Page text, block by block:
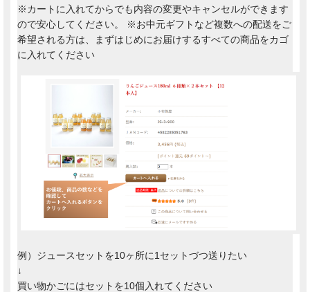
※カートに入れてからでも内容の変更やキャンセルができます
ので安心してください。
※お中元ギフトなど複数への配送をご
希望される方は、まずはじめにお届けするすべての商品をカゴ
に入れてください
例）ジュースセットを10ヶ所に1セットづつ送りたい
↓
買い物かごにはセットを10個入れてください